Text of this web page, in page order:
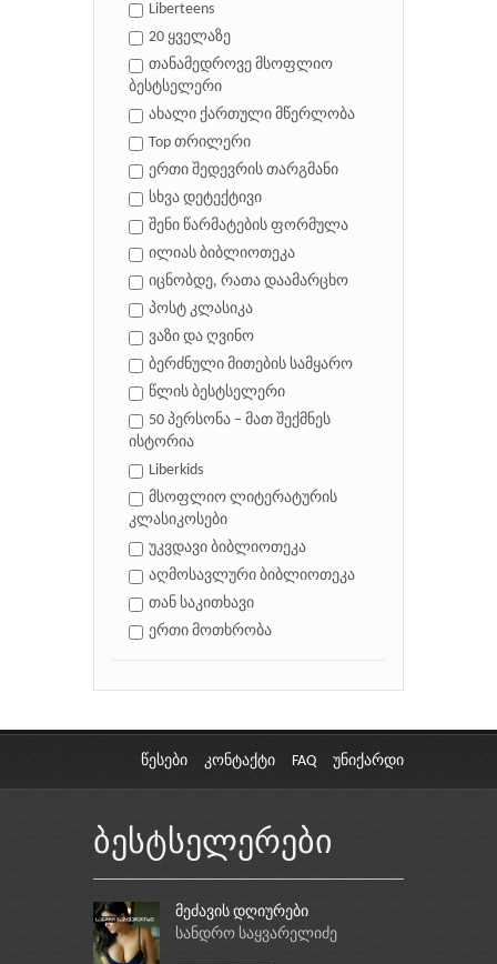
Liberteens
20 ყველაზე
თანამედროვე მსოფლიო
ბესტსელერი
ახალი ქართული მწერლობა
Top თრილერი
ერთი შედევრის თარგმანი
სხვა დეტექტივი
შენი წარმატების ფორმულა
ილიას ბიბლიოთეკა
იცნობდე, რათა დაამარცხო
პოსტ კლასიკა
ვაზი და ღვინო
ბერძნული მითების სამყარო
წლის ბესტსელერი
50 პერსონა – მათ შექმნეს
ისტორია
Liberkids
მსოფლიო ლიტერატურის
კლასიკოსები
უკვდავი ბიბლიოთეკა
აღმოსავლური ბიბლიოთეკა
თან საკითხავი
ერთი მოთხრობა
წესები კონტაქტი FAQ უნიქარდი
ბესტსელერები
მეძავის დღიურები
სანდრო საყვარელიძე